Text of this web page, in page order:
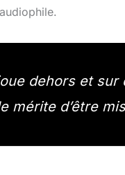
dehors et sur
mérite d’être